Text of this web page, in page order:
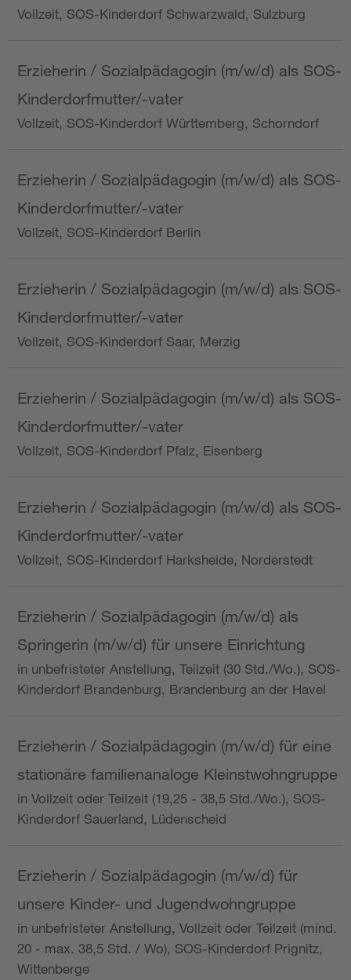
Vollzeit, SOS-Kinderdorf Schwarzwald, Sulzburg
Erzieherin / Sozialpädagogin (m/w/d) als SOS-
Kinderdorfmutter/-vater
Vollzeit, SOS-Kinderdorf Württemberg, Schorndorf
Erzieherin / Sozialpädagogin (m/w/d) als SOS-
Kinderdorfmutter/-vater
Vollzeit, SOS-Kinderdorf Berlin
Erzieherin / Sozialpädagogin (m/w/d) als SOS-
Kinderdorfmutter/-vater
Vollzeit, SOS-Kinderdorf Saar, Merzig
Erzieherin / Sozialpädagogin (m/w/d) als SOS-
Kinderdorfmutter/-vater
Vollzeit, SOS-Kinderdorf Pfalz, Eisenberg
Erzieherin / Sozialpädagogin (m/w/d) als SOS-
Kinderdorfmutter/-vater
Vollzeit, SOS-Kinderdorf Harksheide, Norderstedt
Erzieherin / Sozialpädagogin (m/w/d) als
Springerin (m/w/d) für unsere Einrichtung
in unbefristeter Anstellung, Teilzeit (30 Std./Wo.), SOS-
Kinderdorf Brandenburg, Brandenburg an der Havel
Erzieherin / Sozialpädagogin (m/w/d) für eine
stationäre familienanaloge Kleinstwohngruppe
in Vollzeit oder Teilzeit (19,25 - 38,5 Std./Wo.), SOS-
Kinderdorf Sauerland, Lüdenscheid
Erzieherin / Sozialpädagogin (m/w/d) für
unsere Kinder- und Jugendwohngruppe
in unbefristeter Anstellung, Vollzeit oder Teilzeit (mind.
20 - max. 38,5 Std. / Wo), SOS-Kinderdorf Prignitz,
Wittenberge